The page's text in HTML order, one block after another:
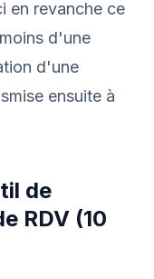
en revanche ce
d'une
d'une
ensuite à
de
RDV (10